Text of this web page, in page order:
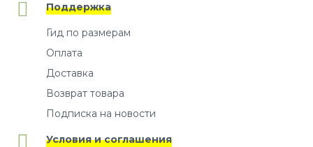
Поддержка
Гид по размерам
Оплата
Доставка
Возврат товара
Подписка на новости
Условия и соглашения